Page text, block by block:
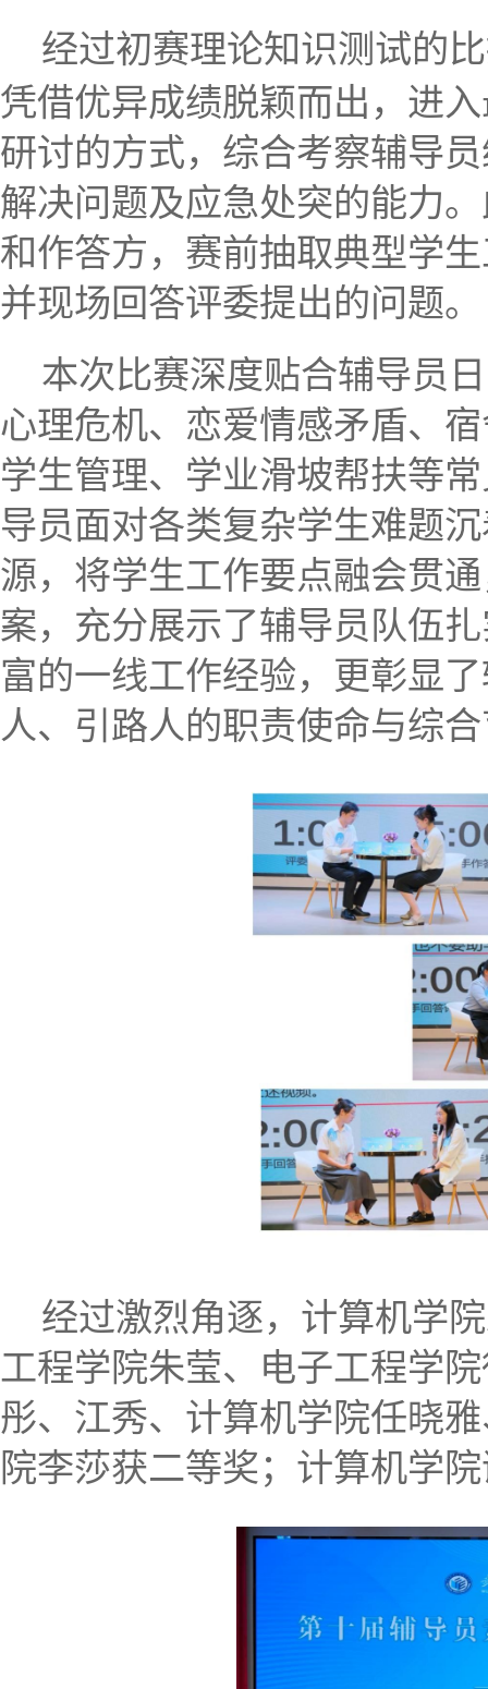
经过初赛理论知识测试的
凭借优异成绩脱颖而出，进
研讨的方式，综合考察辅导
解决问题及应急处突的能力
和作答方，赛前抽取典型学
并现场回答评委提出的问题。
本次比赛深度贴合辅导员
心理危机、恋爱情感矛盾、
学生管理、学业滑坡帮扶等
导员面对各类复杂学生难题
源，将学生工作要点融会贯
案，充分展示了辅导员队伍
富的一线工作经验，更彰显
人、引路人的职责使命与综
经过激烈角逐，计算机学
工程学院朱莹、电子工程学
彤、江秀、计算机学院任晓
院李莎获二等奖；计算机学